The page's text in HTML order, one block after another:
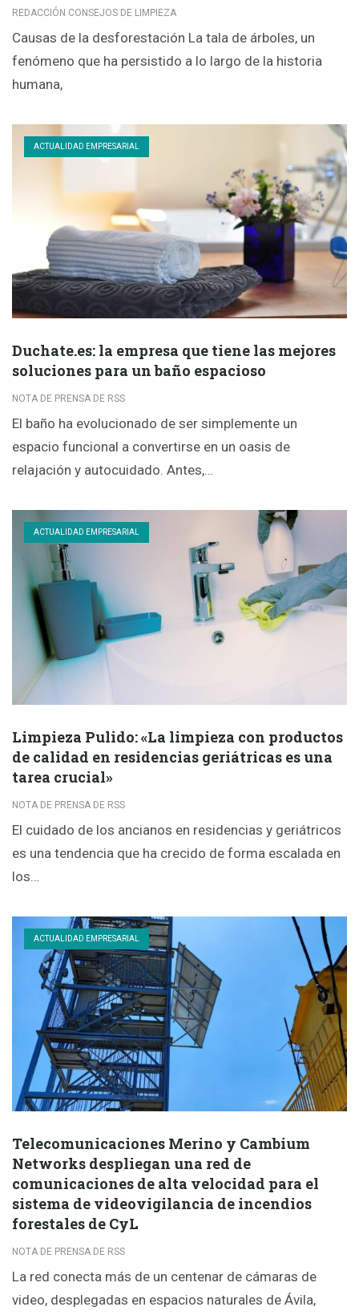
REDACCIÓN CONSEJOS DE LIMPIEZA
Causas de la desforestación La tala de árboles, un
fenómeno que ha persistido a lo largo de la historia
humana,
ACTUALIDAD EMPRESARIAL
Duchate.es: la empresa que tiene las mejores
soluciones para un baño espacioso
NOTA DE PRENSA DE RSS
El baño ha evolucionado de ser simplemente un
espacio funcional a convertirse en un oasis de
relajación y autocuidado. Antes,…
ACTUALIDAD EMPRESARIAL
Limpieza Pulido: «La limpieza con productos
de calidad en residencias geriátricas es una
tarea crucial»
NOTA DE PRENSA DE RSS
El cuidado de los ancianos en residencias y geriátricos
es una tendencia que ha crecido de forma escalada en
los…
ACTUALIDAD EMPRESARIAL
Telecomunicaciones Merino y Cambium
Networks despliegan una red de
comunicaciones de alta velocidad para el
sistema de videovigilancia de incendios
forestales de CyL
NOTA DE PRENSA DE RSS
La red conecta más de un centenar de cámaras de
video, desplegadas en espacios naturales de Ávila,